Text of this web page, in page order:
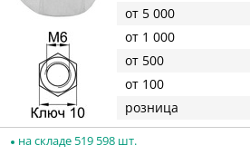
от 5 000
от 1 000
от 500
от 100
розница
на складе 519 598 шт.